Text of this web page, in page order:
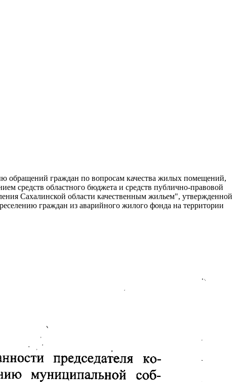
обращений граждан по вопросам качества жилых помещений,
средств областного бюджета и средств публично-правовой
Сахалинской области качественным жильем", утвержденной
граждан из аварийного жилого фонда на территории